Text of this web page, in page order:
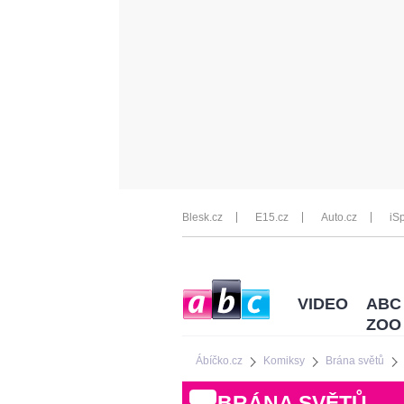
Blesk.cz E15.cz Auto.cz
Ábíčko.cz Komiksy Brána světů
VIDEO
ABC
ZOO